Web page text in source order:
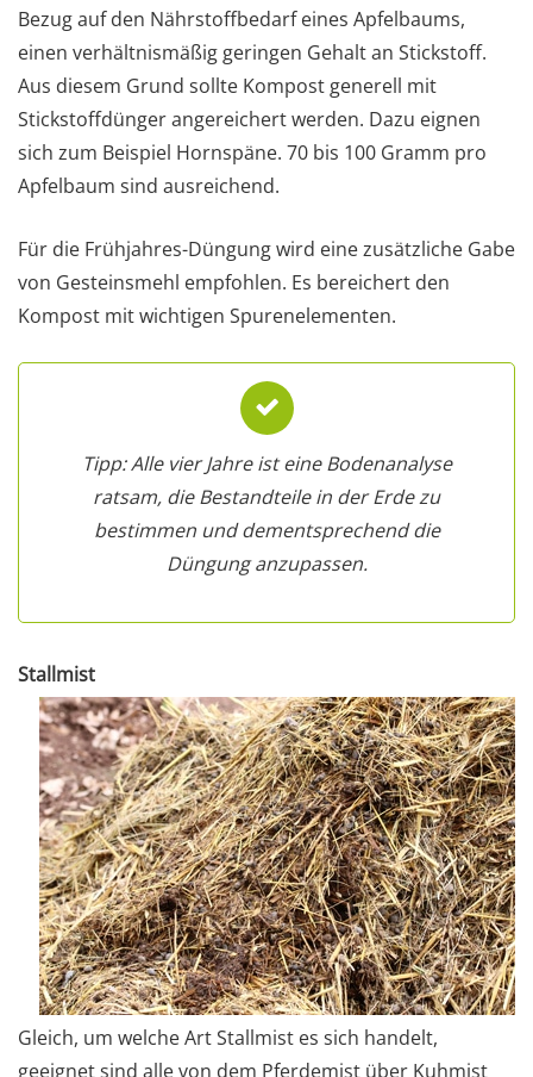
Bezug auf den Nährstoffbedarf eines Apfelbaums,
einen verhältnismäßig geringen Gehalt an Stickstoff.
Aus diesem Grund sollte Kompost generell mit
Stickstoffdünger angereichert werden. Dazu eignen
sich zum Beispiel Hornspäne. 70 bis 100 Gramm pro
Apfelbaum sind ausreichend.
Für die Frühjahres-Düngung wird eine zusätzliche Gabe
von Gesteinsmehl empfohlen. Es bereichert den
Kompost mit wichtigen Spurenelementen.
Tipp: Alle vier Jahre ist eine Bodenanalyse
ratsam, die Bestandteile in der Erde zu
bestimmen und dementsprechend die
Düngung anzupassen.
Stallmist
Gleich, um welche Art Stallmist es sich handelt,
geeignet sind alle von dem Pferdemist über Kuhmist